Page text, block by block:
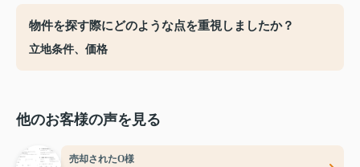
物件を探す際にどのような点を重視しましたか？
立地条件、価格
他のお客様の声を見る
売却されたO様